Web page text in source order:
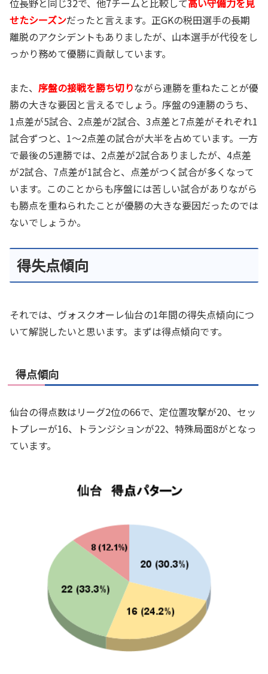
位長野と同じ32で、他7チームと比較して高い守備力を見
せたシーズンだったと言えます。正GKの税田選手の長期
離脱のアクシデントもありましたが、山本選手が代役をし
っかり務めて優勝に貢献しています。
また、 序盤の接戦を勝ち切りながら連勝を重ねたことが優
勝の大きな要因と言えるでしょう。序盤の9連勝のうち、
1点差が5試合、2点差が2試合、3点差と7点差がそれぞれ1
試合ずつと、1～2点差の試合が大半を占めています。一方
で最後の5連勝では、2点差が2試合ありましたが、4点差
が2試合、7点差が1試合と、点差がつく試合が多くなって
います。このことからも序盤には苦しい試合がありながら
も勝点を重ねられたことが優勝の大きな要因だったのでは
ないでしょうか。
得失点傾向
それでは、ヴォスクオーレ仙台の1年間の得失点傾向につ
いて解説したいと思います。まずは得点傾向です。
得点傾向
仙台の得点数はリーグ2位の66で、定位置攻撃が20、セッ
トプレーが16、トランジションが22、特殊局面8がとなっ
ています。